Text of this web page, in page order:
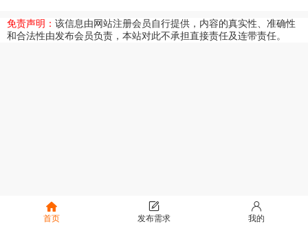
免责声明： 该信息由网站注册会员自行提供，内容的真实性、准确性
和合法性由发布会员负责，本站对此不承担直接责任及连带责任。
首页 发布需求 我的